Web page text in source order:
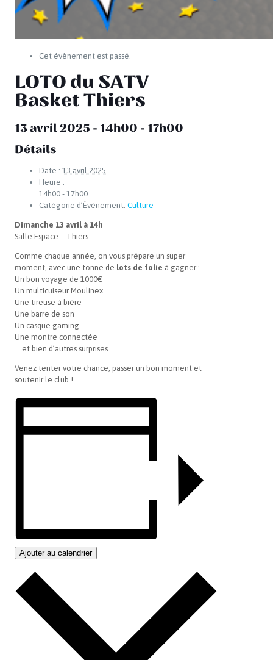
Cet évènement est passé.
LOTO du SATV
Basket Thiers
13 avril 2025 - 14h00 - 17h00
Détails
Date : 13 avril 2025
Heure :
14h00 - 17h00
Catégorie d’Évènement: Culture
Dimanche 13 avril à 14h
Salle Espace – Thiers
Comme chaque année, on vous prépare un super
moment, avec une tonne de lots de folie à gagner :
Un bon voyage de 1000€
Un multicuiseur Moulinex
Une tireuse à bière
Une barre de son
Un casque gaming
Une montre connectée
… et bien d’autres surprises
Venez tenter votre chance, passer un bon moment et
soutenir le club !
Ajouter au calendrier